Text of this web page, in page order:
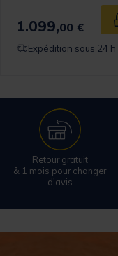
panier
1.099,00 €
Expédition sous 24 h
Retour gratuit
& 1 mois pour changer
d'avis